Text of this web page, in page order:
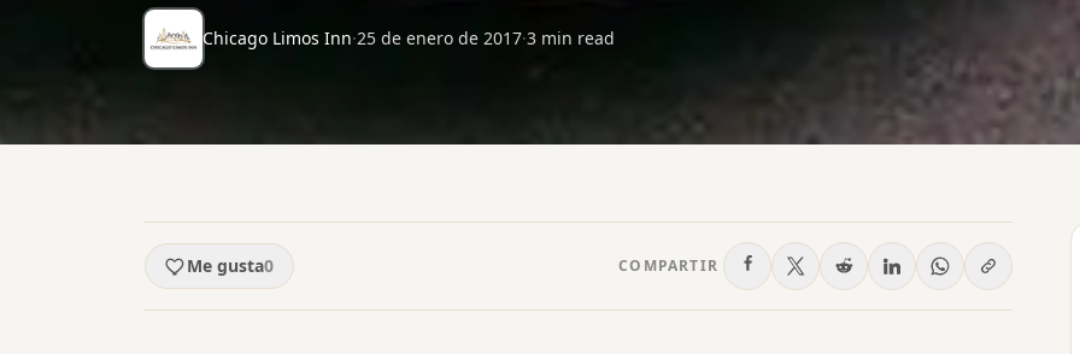
Chicago Limos Inn·25 de enero de 2017·3 min read
Me gusta0 COMPARTIR